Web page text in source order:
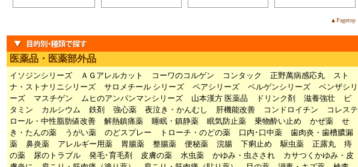
▲Pagetop
医薬品・医薬部外品
イソジンシリーズ ＡＧアレルカット コーワのコルゲン コンタック 正野萬病感応丸
スト
ナ・ストナリニシリーズ
サロメチール シリーズ ペアシリーズ ベルゲンシリーズ
ベンザシリ
ーズ
マスチゲン ムヒのアンパンマンシリーズ 山本漢方 医薬品 ドリンク剤 滋養強壮
ビ
タミン
カルシウム 鉄剤 強心薬 夜泣き・かんむし 肝機能改善 コンドロイチン
コレステ
ロール・中性脂肪値改善
解熱鎮痛薬 睡眠・鎮静薬 眠気防止薬 乗物酔い止め かぜ薬
せ
き・たんの薬
うがい薬 のどスプレー トローチ・のどの薬 口内･口中薬
歯肉炎・歯槽膿漏
薬
鼻炎薬 アレルギー用薬 胃腸薬 整腸薬 便秘薬 浣腸 下痢止め 駆虫薬 正露丸
痔
の薬
尿のトラブル 発毛･育毛剤 皮膚の薬 水虫薬 かゆみ・虫さされ
カサつくかゆみ・皮